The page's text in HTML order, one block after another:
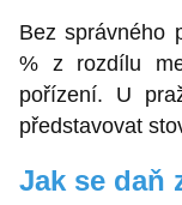
Bez správného
% z rozdílu
pořízení. U
představovat
Jak se daň